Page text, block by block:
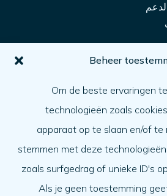
Beheer
Om de beste ervaringen
technologieën zoals
apparaat op te slaan en/of te
stemmen met deze
zoals surfgedrag of unieke ID's
Als je geen toestemming